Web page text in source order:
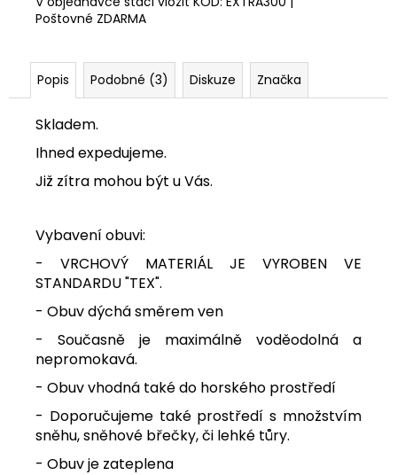
Poštovné ZDARMA
Popis Podobné (3) Diskuze Značka
Skladem.
Ihned expedujeme.
Již zítra mohou být u Vás.
Vybavení obuvi:
- VRCHOVÝ MATERIÁL JE VYROBEN VE
STANDARDU "TEX".
- Obuv dýchá směrem ven
- Současně je maximálně voděodolná a
nepromokavá.
- Obuv vhodná také do horského prostředí
- Doporučujeme také prostředí s množstvím
sněhu, sněhové břečky, či lehké tůry.
- Obuv je zateplena